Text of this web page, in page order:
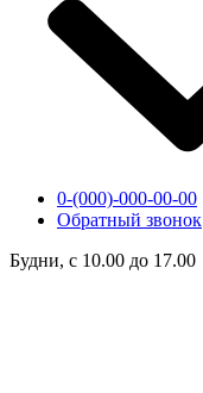
0-(000)-000-00-00
Обратный звонок
Будни, с 10.00 до 17.00